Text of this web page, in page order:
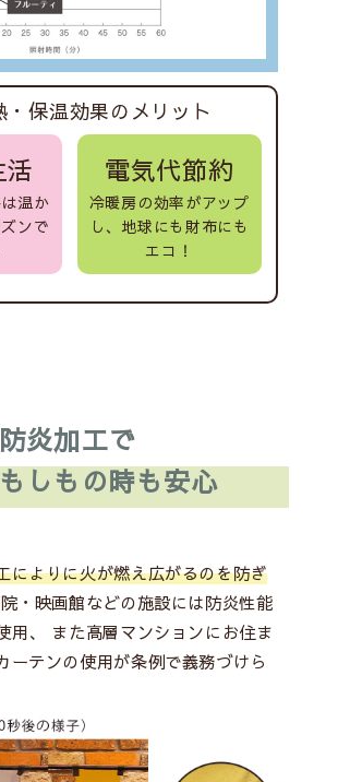
・保温効果のメリット
活
温か
ンで
電気代節約
冷暖房の効率がアップ
し、地球にも財布にも
エコ！
防炎加工で
もしもの時も安心
によりに火が燃え広がるのを防ぎ
・映画館などの施設には防炎性能
用、 また高層マンションにお住ま
ーテンの使用が条例で義務づけら